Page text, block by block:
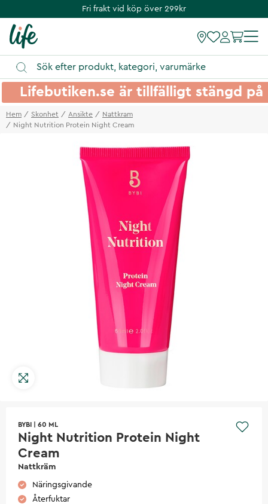
Fri frakt vid köp över 299kr
Lifebutiken.se är tillfälligt stängd
Hem Skonhet Ansikte
Nattkram
Night Nutrition Protein Night Cream
BYBI 60 ML
Night Nutrition Protein Night
Cream
Nattkräm
Näringsgivande
Återfuktar